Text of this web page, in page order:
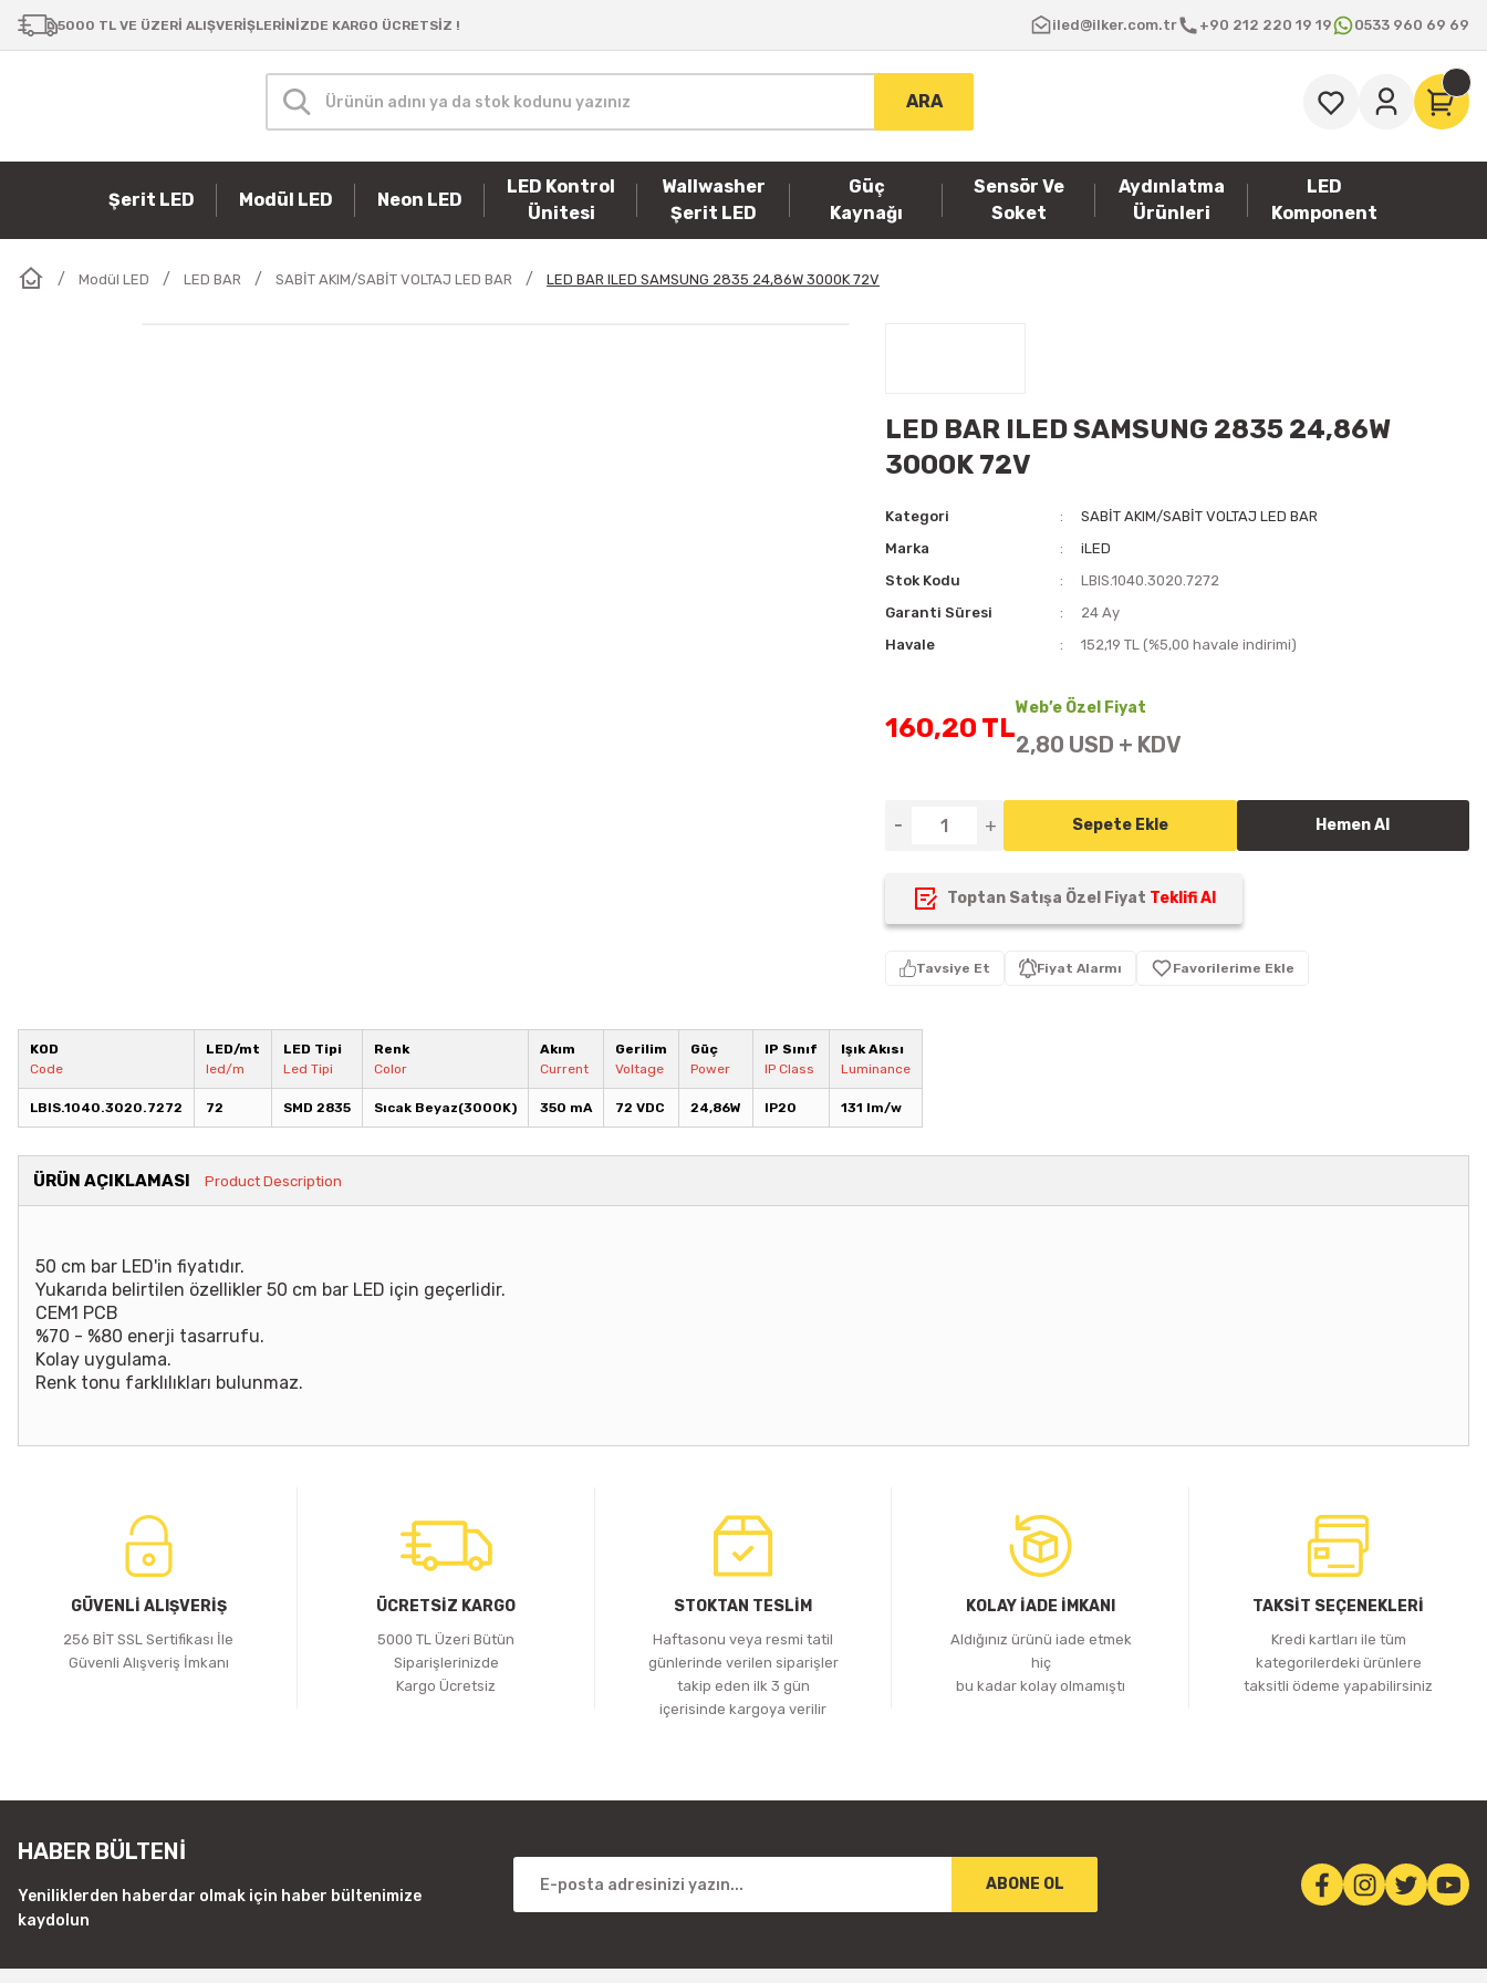
5000 TL VE ÜZERİ ALIŞVERİŞLERİNİZDE KARGO ÜCRETSİZ ! iled@ilker.com.tr +90 212 220 19 19 0533 960 69 69
ARA
Şerit LED Modül LED Neon LED
LED Kontrol
Ünitesi
Wallwasher
Şerit LED
Güç
Kaynağı
Sensör Ve
Soket
Aydınlatma
Ürünleri
LED
Komponent
Modül LED LED BAR SABİT AKIM/SABİT VOLTAJ LED BAR LED BAR ILED SAMSUNG 2835 24,86W 3000K 72V
LED BAR ILED SAMSUNG 2835 24,86W
3000K 72V
Kategori
SABİT AKIM/SABİT VOLTAJ LED BAR
Marka
iLED
Stok Kodu
LBIS.1040.3020.7272
Garanti Süresi
24 Ay
Havale
152,19 TL (%5,00 havale indirimi)
160,20 TL
Web’e Özel Fiyat
2,80 USD + KDV
Sepete Ekle Hemen Al
Toptan Satışa Özel Fiyat Teklifi Al
Tavsiye Et Fiyat Alarmı
KOD
Code
LED/mt
led/m
LED Tipi
Led Tipi
Renk
Color
Akım
Current
Gerilim
Voltage
Güç
Power
IP Sınıf
IP Class
Işık Akısı
Luminance
LBIS.1040.3020.7272 72 SMD 2835 Sıcak Beyaz(3000K) 350 mA 72 VDC 24,86W IP20 131 lm/w
ÜRÜN AÇIKLAMASI Product Description
50 cm bar LED'in fiyatıdır.
Yukarıda belirtilen özellikler 50 cm bar LED için geçerlidir.
CEM1 PCB
%70 - %80 enerji tasarrufu.
Kolay uygulama.
Renk tonu farklılıkları bulunmaz.
GÜVENLİ ALIŞVERİŞ
256 BİT SSL Sertifikası İle
Güvenli Alışveriş İmkanı
ÜCRETSİZ KARGO
5000 TL Üzeri Bütün
Siparişlerinizde
Kargo Ücretsiz
STOKTAN TESLİM
Haftasonu veya resmi tatil
günlerinde verilen siparişler
takip eden ilk 3 gün
içerisinde kargoya verilir
KOLAY İADE İMKANI
Aldığınız ürünü iade etmek
hiç
bu kadar kolay olmamıştı
TAKSİT SEÇENEKLERİ
Kredi kartları ile tüm
kategorilerdeki ürünlere
taksitli ödeme yapabilirsiniz
HABER BÜLTENİ
Yeniliklerden haberdar olmak için haber bültenimize
kaydolun
ABONE OL